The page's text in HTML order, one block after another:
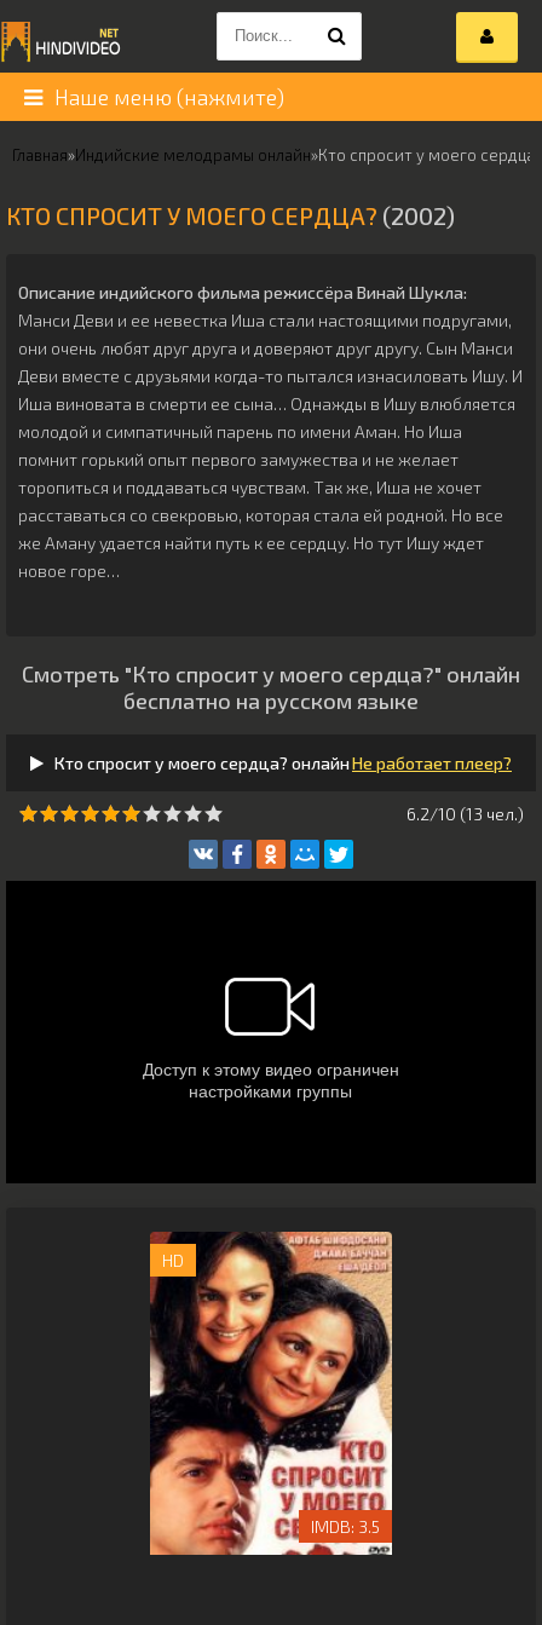
Наше меню (нажмите)
Главная»Индийские мелодрамы онлайн»Кто спросит у моего сердца?
КТО СПРОСИТ У МОЕГО СЕРДЦА? (2002)
Описание индийского фильма режиссёра Винай Шукла:
Манси Деви и ее невестка Иша стали настоящими подругами,
они очень любят друг друга и доверяют друг другу. Сын Манси
Деви вместе с друзьями когда-то пытался изнасиловать Ишу. И
Иша виновата в смерти ее сына… Однажды в Ишу влюбляется
молодой и симпатичный парень по имени Аман. Но Иша
помнит горький опыт первого замужества и не желает
торопиться и поддаваться чувствам. Так же, Иша не хочет
расставаться со свекровью, которая стала ей родной. Но все
же Аману удается найти путь к ее сердцу. Но тут Ишу ждет
новое горе…
Смотреть "Кто спросит у моего сердца?" онлайн
бесплатно на русском языке
Кто спросит у моего сердца? онлайнНе работает плеер?
6.2/10 (13 чeл.)
HD
3.5